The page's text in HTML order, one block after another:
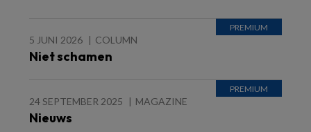
5 JUNI 2026 COLUMN
Niet schamen
24 SEPTEMBER 2025 MAGAZINE
Nieuws